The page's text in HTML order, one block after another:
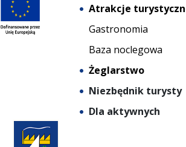
Atrakcje
Gastronomia
Baza noclegowa
Żeglarstwo
Niezbędnik turysty
Dla aktywnych